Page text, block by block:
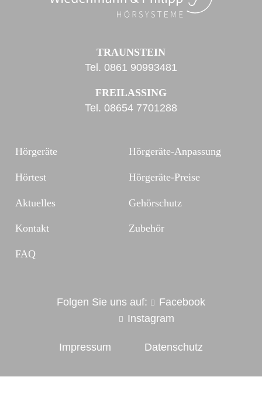
TRAUNSTEIN
Tel. 0861 90993481
FREILASSING
Tel. 08654 7701288
Hörgeräte
Hörtest
Aktuelles
Kontakt
FAQ
Hörgeräte-Anpassung
Hörgeräte-Preise
Gehörschutz
Zubehör
Impressum Datenschutz
Folgen Sie uns auf:
Facebook
Instagram